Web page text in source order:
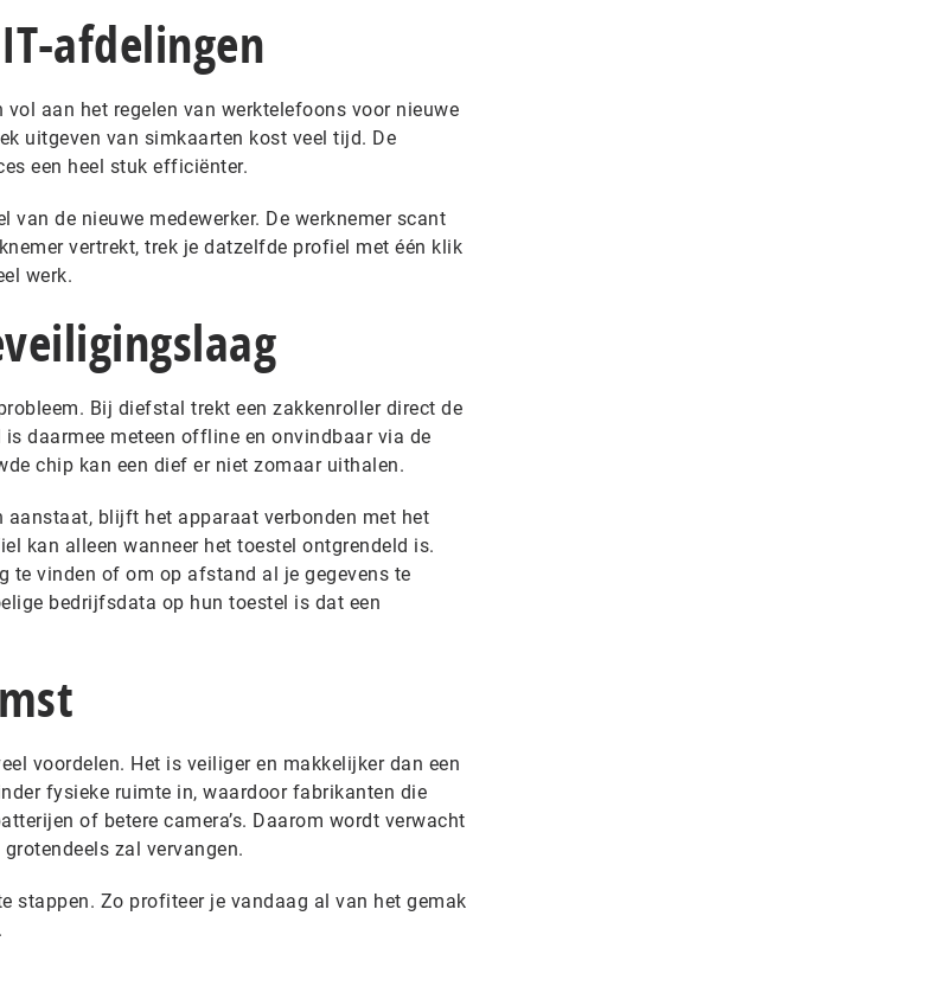
afdelingen
aan het regelen van werktelefoons voor nieuwe
uitgeven van simkaarten kost veel tijd. De
een heel stuk efficiënter.
de nieuwe medewerker. De werknemer scant
vertrekt, trek je datzelfde profiel met één klik
werk.
Bij diefstal trekt een zakkenroller direct de
daarmee meteen offline en onvindbaar via de
chip kan een dief er niet zomaar uithalen.
blijft het apparaat verbonden met het
kan alleen wanneer het toestel ontgrendeld is.
te vinden of om op afstand al je gegevens te
bedrijfsdata op hun toestel is dat een
voordelen. Het is veiliger en makkelijker dan een
fysieke ruimte in, waardoor fabrikanten die
of betere camera’s. Daarom wordt verwacht
zal vervangen.
stappen. Zo profiteer je vandaag al van het gemak